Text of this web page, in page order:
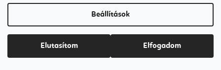
Beállítások
Elutasítom Elfogadom
Ft24 000
Mocha Beige